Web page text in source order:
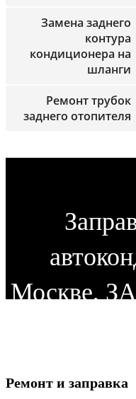
Замена заднего
контура
кондиционера на
шланги
Ремонт трубок
заднего отопителя
Москве,
Ремонт и заправка